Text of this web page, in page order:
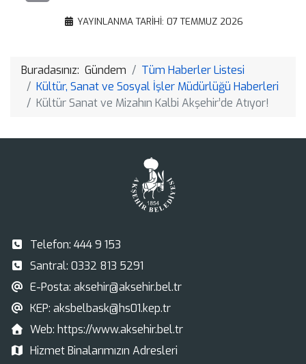
Translate
Copy
YAYINLANMA TARIHI: 07 TEMMUZ 2026
Buradasınız: Gündem
Tüm Haberler Listesi
Kültür, Sanat ve Sosyal İşler Müdürlüğü Haberleri
Kültür Sanat ve Mizahın Kalbi Akşehir’de Atıyor!
Telefon: 444 9 153
Santral: 0332 813 5291
E-Posta: aksehir@aksehir.bel.tr
KEP: aksbelbask@hs01.kep.tr
Web: https://www.aksehir.bel.tr
Hizmet Binalarımızın Adresleri